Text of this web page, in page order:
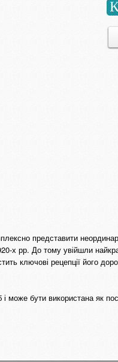
представити
х рр. До тому увійшли
ключові рецеп­ції його
може бути використана як